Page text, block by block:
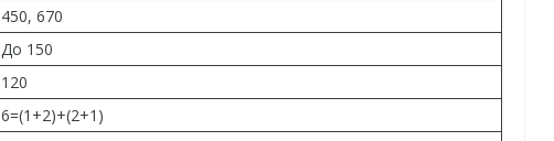
450, 670
До 150
120
6=(1+2)+(2+1)